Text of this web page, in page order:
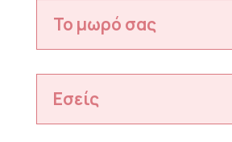
Το μωρό σας
Εσείς